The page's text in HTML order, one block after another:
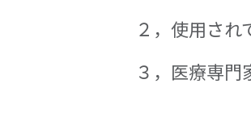
２，使用され
３，医療専門